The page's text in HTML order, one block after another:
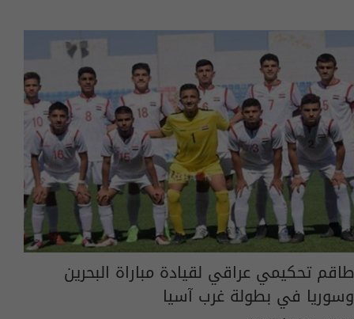
طاقم تحكيمي عراقي لقيادة مباراة البحرين
وسوريا في بطولة غرب آسيا